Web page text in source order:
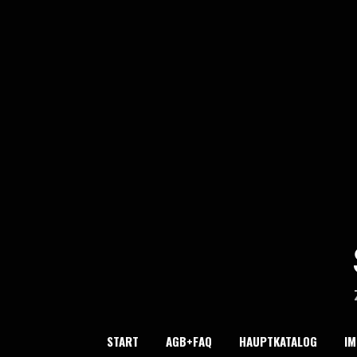
START AGB+FAQ HAUPTKATALOG